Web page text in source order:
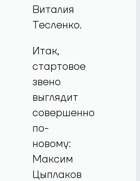
Виталия
Тесленко.
Итак,
стартовое
звено
выглядит
совершенно
по-
новому:
Максим
Цыплаков